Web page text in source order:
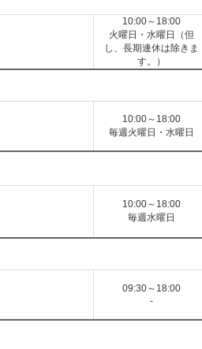
10:00～18:00
火曜日・水曜日（但
し、長期連休は除きま
す。）
10:00～18:00
毎週火曜日・水曜日
10:00～18:00
毎週水曜日
09:30～18:00
-